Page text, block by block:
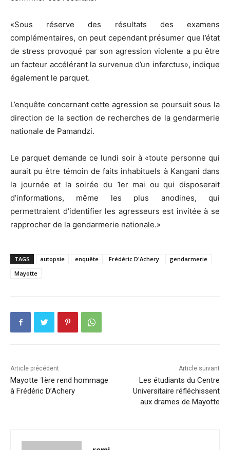
«Sous réserve des résultats des examens
complémentaires, on peut cependant présumer que l’état
de stress provoqué par son agression violente a pu être
un facteur accélérant la survenue d’un infarctus», indique
également le parquet.
L’enquête concernant cette agression se poursuit sous la
direction de la section de recherches de la gendarmerie
nationale de Pamandzi.
Le parquet demande ce lundi soir à «toute personne qui
aurait pu être témoin de faits inhabituels à Kangani dans
la journée et la soirée du 1er mai ou qui disposerait
d’informations, même les plus anodines, qui
permettraient d’identifier les agresseurs est invitée à se
rapprocher de la gendarmerie nationale.»
TAGS autopsie enquête Frédéric D'Achery
gendarmerie
Mayotte
Article précédent
Mayotte 1ère rend hommage
à Frédéric D’Achery
Article suivant
Les étudiants du Centre
Universitaire réfléchissent
aux drames de Mayotte